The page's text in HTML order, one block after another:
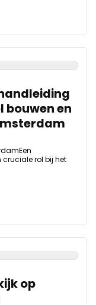
bouwen en
cruciale rol bij het
op